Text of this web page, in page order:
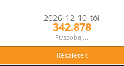
2026-12-10-tól
342.878
Ft/szoba,...
Részletek